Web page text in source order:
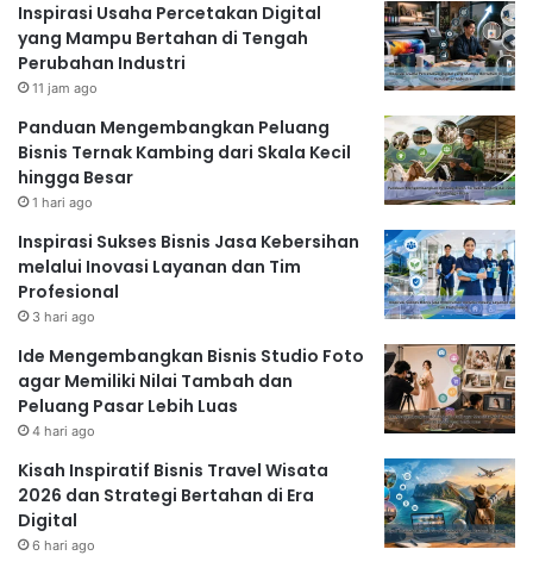
Inspirasi Usaha Percetakan Digital
yang Mampu Bertahan di Tengah
Perubahan Industri
11 jam ago
Panduan Mengembangkan Peluang
Bisnis Ternak Kambing dari Skala Kecil
hingga Besar
1 hari ago
Inspirasi Sukses Bisnis Jasa Kebersihan
melalui Inovasi Layanan dan Tim
Profesional
3 hari ago
Ide Mengembangkan Bisnis Studio Foto
agar Memiliki Nilai Tambah dan
Peluang Pasar Lebih Luas
4 hari ago
Kisah Inspiratif Bisnis Travel Wisata
2026 dan Strategi Bertahan di Era
Digital
6 hari ago